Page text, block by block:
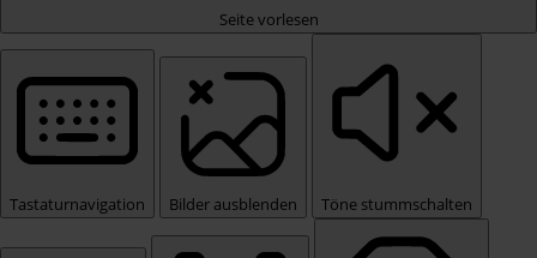
Seite vorlesen
Tastaturnavigation Bilder ausblenden Töne stummschalten